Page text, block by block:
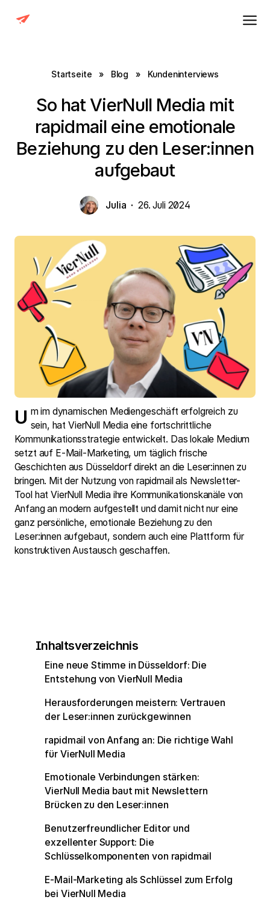
Startseite » Blog » Kundeninterviews
So hat VierNull Media mit
rapidmail eine emotionale
Beziehung zu den Leser:innen
aufgebaut
Julia · 26. Juli 2024
Um im dynamischen Mediengeschäft erfolgreich zu sein, hat VierNull Media eine fortschrittliche
Kommunikationsstrategie entwickelt. Das lokale Medium
setzt auf E-Mail-Marketing, um täglich frische
Geschichten aus Düsseldorf direkt an die Leser:innen zu
bringen. Mit der Nutzung von rapidmail als Newsletter-
Tool hat VierNull Media ihre Kommunikationskanäle von
Anfang an modern aufgestellt und damit nicht nur eine
ganz persönliche, emotionale Beziehung zu den
Leser:innen aufgebaut, sondern auch eine Plattform für
konstruktiven Austausch geschaffen.
Inhaltsverzeichnis
Eine neue Stimme in Düsseldorf: Die
Entstehung von VierNull Media
Herausforderungen meistern: Vertrauen
der Leser:innen zurückgewinnen
rapidmail von Anfang an: Die richtige Wahl
für VierNull Media
Emotionale Verbindungen stärken:
VierNull Media baut mit Newslettern
Brücken zu den Leser:innen
Benutzerfreundlicher Editor und
exzellenter Support: Die
Schlüsselkomponenten von rapidmail
E-Mail-Marketing als Schlüssel zum Erfolg
bei VierNull Media